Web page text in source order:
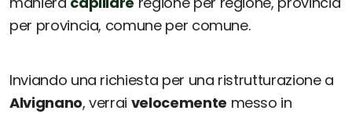
per provincia, comune per comune.
Inviando una richiesta per una ristrutturazione a
Alvignano, verrai velocemente messo in